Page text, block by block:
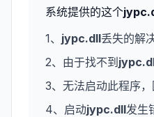
系统提供的这个
1、 jypc.dll丢失的解
2、由于找不到
3、无法启动此程序
4、启动jypc.dll发生